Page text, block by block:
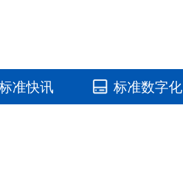
准快讯 标准数字化